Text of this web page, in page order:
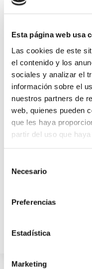
Esta página web usa
Las cookies de este
el contenido y los
sociales y analizar el
información sobre el
nuestros partners de
web, quienes pueden
que les haya
partir del uso que
de cookies
Necesario
Preferencias
Estadística
Marketing
Diabetes, ¿qué
28 JULIO, 2020